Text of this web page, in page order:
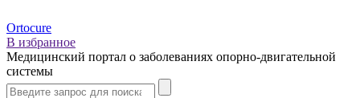
Ortocure
В избранное
Медицинский портал о заболеваниях опорно-двигательной
системы